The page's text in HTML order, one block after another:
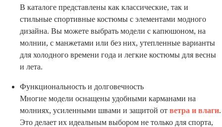
В каталоге представлены как классические, так и
стильные спортивные костюмы с элементами модного
дизайна. Вы можете выбрать модели с капюшоном, на
молнии, с манжетами или без них, утепленные варианты
для холодного времени года и легкие костюмы для весны
и лета.
Функциональность и долговечность
Многие модели оснащены удобными карманами на
молниях, усиленными швами и защитой от ветра и влаги.
Это делает их идеальным выбором не только для спорта,